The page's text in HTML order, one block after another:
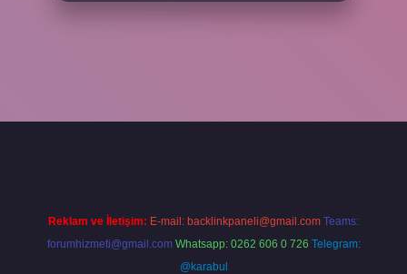
Reklam ve İletişim: E-mail: backlinkpaneli@gmail.com Teams:
forumhizmeti@gmail.com Whatsapp: 0262 606 0 726 Telegram:
@karabul